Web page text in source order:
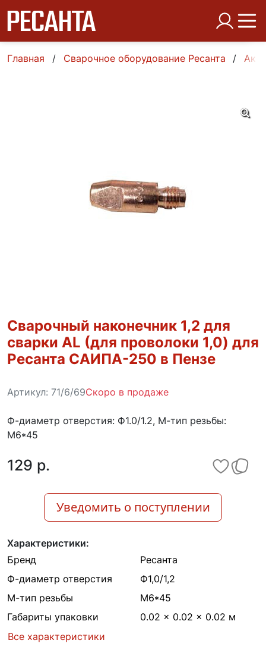
Главная Сварочное оборудование Ресанта
Сварочный наконечник 1,2 для
сварки AL (для проволоки 1,0) для
Ресанта САИПА-250 в Пензе
Артикул: 71/6/69Скоро в продаже
Ф-диаметр отверстия: Ф1.0/1.2, М-тип резьбы:
M6*45
129 p.
Уведомить о поступлении
Характеристики:
Бренд
Ресанта
Ф-диаметр отверстия
Ф1,0/1,2
М-тип резьбы
M6*45
Габариты упаковки
0.02 × 0.02 × 0.02 м
Все характеристики